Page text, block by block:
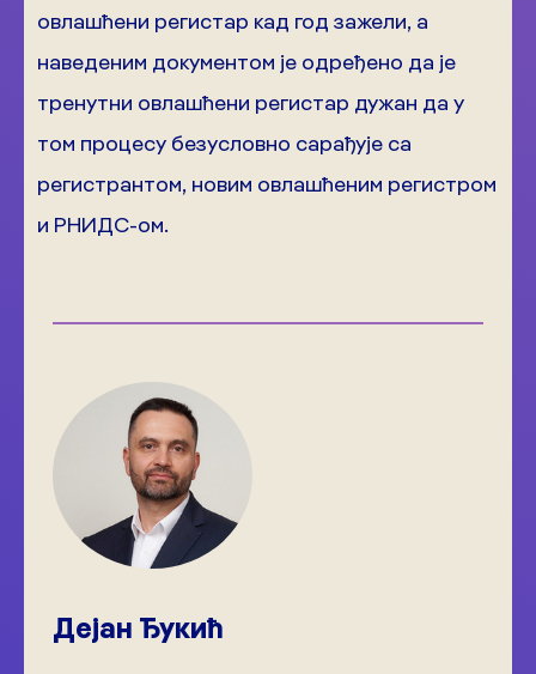
овлашћени регистар кад год зажели, а
наведеним документом је одређено да је
тренутни овлашћени регистар дужан да у
том процесу безусловно сарађује са
регистрантом, новим овлашћеним регистром
и РНИДС-ом.
Дејан Ђукић